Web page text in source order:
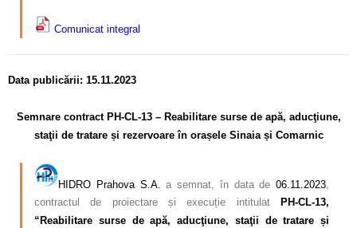
Comunicat integral
Data publicării: 15.11.2023
Semnare contract PH-CL-13 – Reabilitare surse de apă, aducţiune,
staţii de tratare și rezervoareîn orașele Sinaia și Comarnic
HIDRO Prahova S.A. a semnat, în data de 06.11.2023
contractul de proiectare și execuție intitulat
PH-CL-13,
“Reabilitare surse de apă, aducţiune, staţii de tratare și